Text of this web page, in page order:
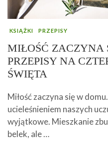
KSIĄŻKI PRZEPISY
MIŁOŚĆ ZACZYNA
PRZEPISY NA
ŚWIĘTA
Miłość zaczyna się w
ucieleśnieniem naszych
wyjątkowe. Mieszkanie
belek, ale …